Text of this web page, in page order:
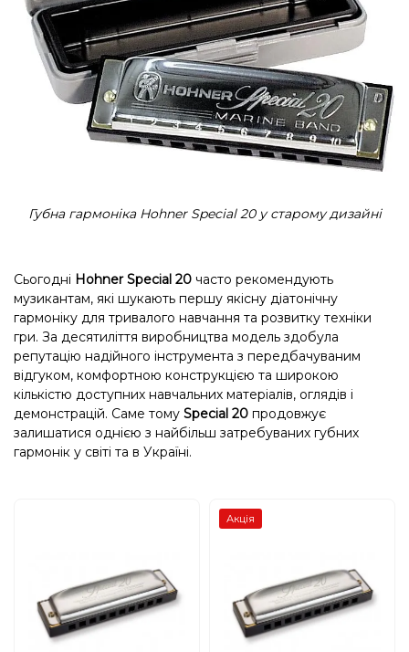
Губна гармоніка Hohner Special 20 у старому дизайні
Сьогодні Hohner Special 20 часто рекомендують
музикантам, які шукають першу якісну діатонічну
гармоніку для тривалого навчання та розвитку техніки
гри. За десятиліття виробництва модель здобула
репутацію надійного інструмента з передбачуваним
відгуком, комфортною конструкцією та широкою
кількістю доступних навчальних матеріалів, оглядів і
демонстрацій. Саме тому Special 20 продовжує
залишатися однією з найбільш затребуваних губних
гармонік у світі та в Україні.
Акція